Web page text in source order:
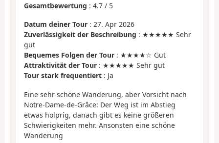
Gesamtbewertung : 4.7 / 5
Datum deiner Tour : 27. Apr 2026
Zuverlässigkeit der Beschreibung : ★★★★★ Sehr
gut
Bequemes Folgen der Tour : ★★★★☆ Gut
Attraktivität der Tour : ★★★★★ Sehr gut
Tour stark frequentiert : Ja
Eine sehr schöne Wanderung, aber Vorsicht nach
Notre-Dame-de-Grâce: Der Weg ist im Abstieg
etwas holprig, danach gibt es keine größeren
Schwierigkeiten mehr. Ansonsten eine schöne
Wanderung